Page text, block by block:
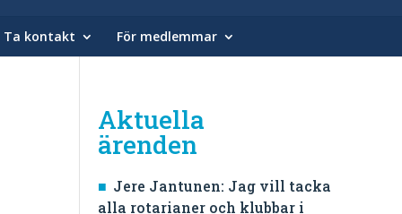
Ta kontakt För medlemmar
Aktuella
ärenden
Jere Jantunen: Jag vill tacka
alla rotarianer och klubbar i